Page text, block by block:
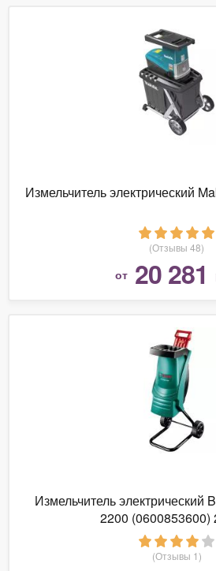
Измельчитель электрический
(Отзывы 48)
от 20 281
Измельчитель электрический
2200 (0600853600)
(Отзывы 1)